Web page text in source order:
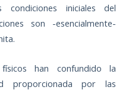
iniciales del
son -esencialmente-
han confundido la
proporcionada por las